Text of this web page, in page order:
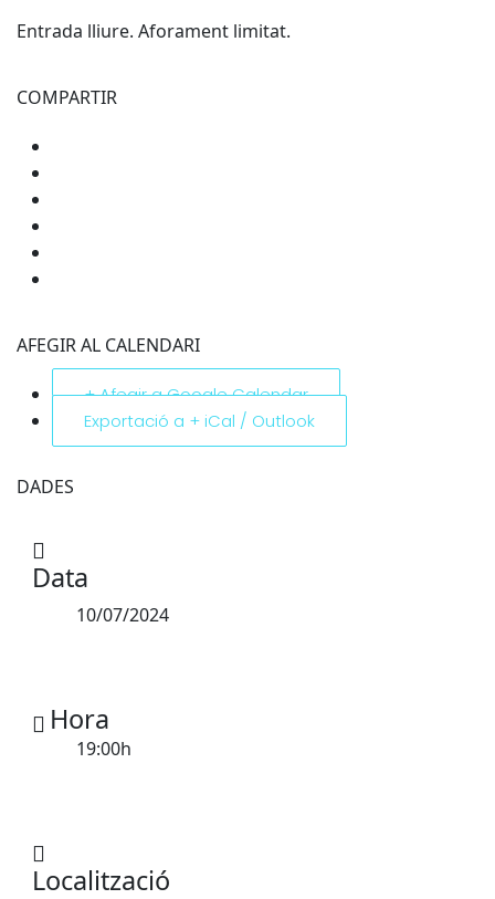
Entrada lliure. Aforament limitat.
COMPARTIR
AFEGIR AL CALENDARI
+ Afegir a Google Calendar
Exportació a + iCal / Outlook
DADES
Data
10/07/2024
Hora
19:00h
Localització